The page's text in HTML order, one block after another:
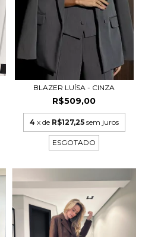
BLAZER LUÍSA - CINZA
R$509,00
4 x de R$127,25 sem juros
ESGOTADO